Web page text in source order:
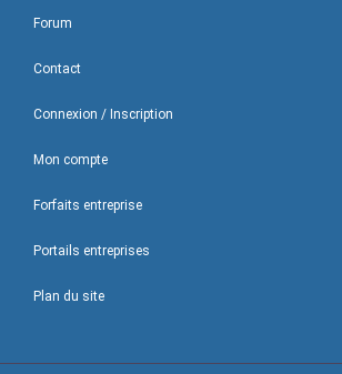
Forum
Contact
Connexion / Inscription
Mon compte
Forfaits entreprise
Portails entreprises
Plan du site